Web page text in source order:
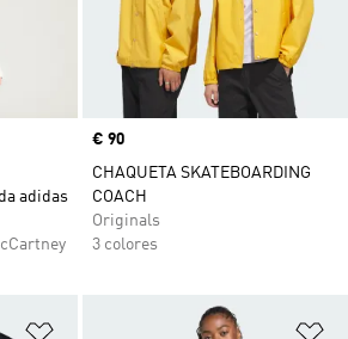
adidas
Precio
€ 90
CHAQUETA SKATEBOARDING
COACH
Originals
3 colores
Añadir a la lista de deseos